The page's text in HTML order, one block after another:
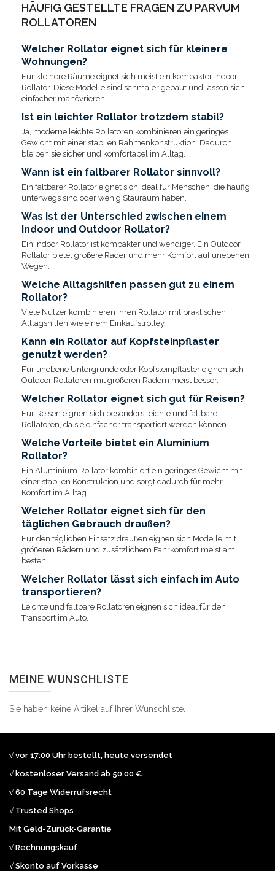
HÄUFIG GESTELLTE FRAGEN ZU PARVUM
ROLLATOREN
Welcher Rollator eignet sich für kleinere
Wohnungen?
Für kleinere Räume eignet sich meist ein kompakter Indoor
Rollator. Diese Modelle sind schmaler gebaut und lassen sich
einfacher manövrieren.
Ist ein leichter Rollator trotzdem stabil?
Ja, moderne leichte Rollatoren kombinieren ein geringes
Gewicht mit einer stabilen Rahmenkonstruktion. Dadurch
bleiben sie sicher und komfortabel im Alltag.
Wann ist ein faltbarer Rollator sinnvoll?
Ein faltbarer Rollator eignet sich ideal für Menschen, die häufig
unterwegs sind oder wenig Stauraum haben.
Was ist der Unterschied zwischen einem
Indoor und Outdoor Rollator?
Ein Indoor Rollator ist kompakter und wendiger. Ein Outdoor
Rollator bietet größere Räder und mehr Komfort auf unebenen
Wegen.
Welche Alltagshilfen passen gut zu einem
Rollator?
Viele Nutzer kombinieren ihren Rollator mit praktischen
Alltagshilfen wie einem Einkaufstrolley.
Kann ein Rollator auf Kopfsteinpflaster
genutzt werden?
Für unebene Untergründe oder Kopfsteinpflaster eignen sich
Outdoor Rollatoren mit größeren Rädern meist besser.
Welcher Rollator eignet sich gut für Reisen?
Für Reisen eignen sich besonders leichte und faltbare
Rollatoren, da sie einfacher transportiert werden können.
Welche Vorteile bietet ein Aluminium
Rollator?
Ein Aluminium Rollator kombiniert ein geringes Gewicht mit
einer stabilen Konstruktion und sorgt dadurch für mehr
Komfort im Alltag.
Welcher Rollator eignet sich für den
täglichen Gebrauch draußen?
Für den täglichen Einsatz draußen eignen sich Modelle mit
größeren Rädern und zusätzlichem Fahrkomfort meist am
besten.
Welcher Rollator lässt sich einfach im Auto
transportieren?
Leichte und faltbare Rollatoren eignen sich ideal für den
Transport im Auto.
MEINE WUNSCHLISTE
Sie haben keine Artikel auf Ihrer Wunschliste.
√ vor 17:00 Uhr bestellt, heute versendet
√ kostenloser Versand ab 50,00 €
√ 60 Tage Widerrufsrecht
√ Trusted Shops
Mit Geld-Zurück-Garantie
√ Rechnungskauf
√ Skonto auf Vorkasse